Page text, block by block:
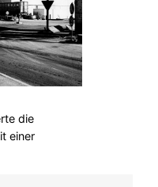
die
einer